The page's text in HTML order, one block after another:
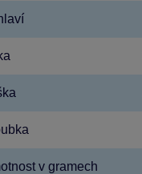
v gramech